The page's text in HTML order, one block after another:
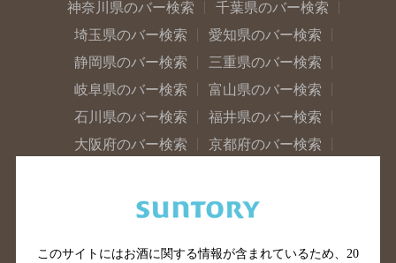
神奈川県のバー検索
千葉県のバー検索
埼玉県のバー検索
愛知県のバー検索
静岡県のバー検索
三重県のバー検索
岐阜県のバー検索
富山県のバー検索
石川県のバー検索
福井県のバー検索
大阪府のバー検索
京都府のバー検索
滋賀県のバー検索
和歌山県のバー検索
山口県のバー検索
鳥取県のバー検索
このサイトにはお酒に関する情報が含まれているため、 20